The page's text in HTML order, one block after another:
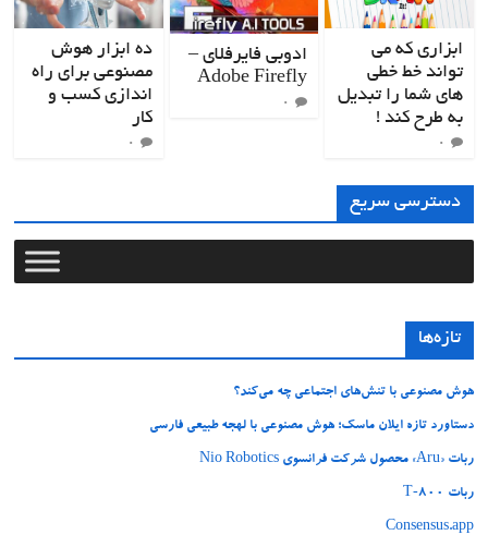
ابزاری که می
تواند خط خطی
های شما را تبدیل
به طرح کند !
۰
ادوبی فایرفلای –
Adobe Firefly
۰
ده ابزار هوش
مصنوعی برای راه
اندازی کسب و
کار
۰
دسترسی سریع
تازه‌ها
هوش مصنوعی با تنش‌های اجتماعی چه می‌کند؟
دستاورد تازه ایلان ماسک؛ هوش مصنوعی با لهجه طبیعی فارسی
ربات «Aru» محصول شرکت فرانسوی Nio Robotics
ربات T‑800
Consensus.app